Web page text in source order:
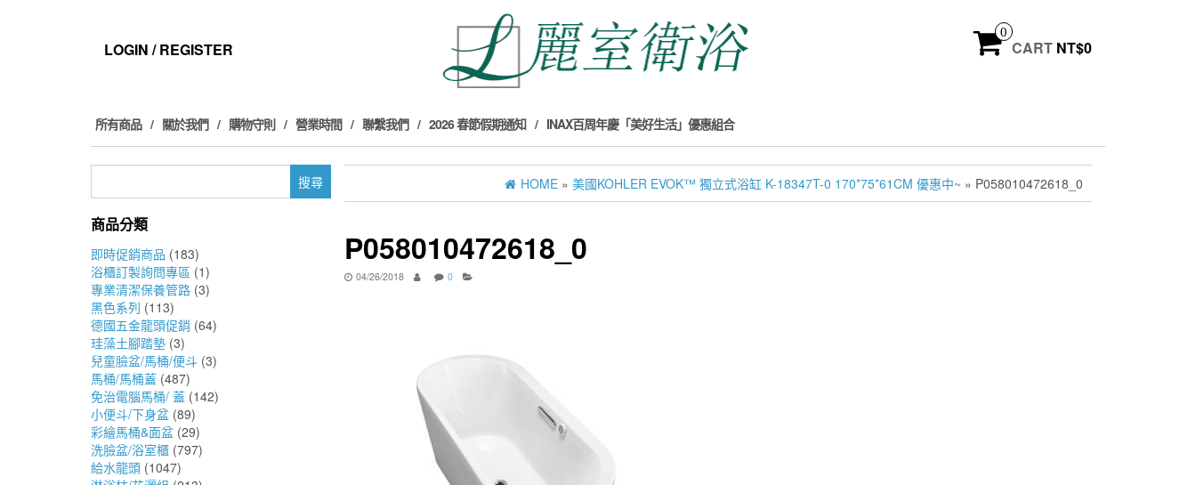
LOGIN / REGISTER
0
CART NT$0
所有商品 關於我們 購物守則 營業時間 聯繫我們 2026 春節假期通知 INAX百周年慶「美好生活」優惠組合
鍵
商品分類
即時促銷商品 (183)
浴櫃訂製詢問專區 (1)
專業清潔保養管路 (3)
黑色系列 (113)
德國五金龍頭促銷 (64)
珪藻土腳踏墊 (3)
兒童臉盆/馬桶/便斗 (3)
馬桶/馬桶蓋 (487)
免治電腦馬桶/ 蓋 (142)
小便斗/下身盆 (89)
彩繪馬桶&面盆 (29)
洗臉盆/浴室櫃 (797)
給水龍頭 (1047)
HOME » 美國KOHLER EVOK™ 獨立式浴缸 K-18347T-0 170*75*61CM 優惠中~ » P058010472618_0
P058010472618_0
04/26/2018 0